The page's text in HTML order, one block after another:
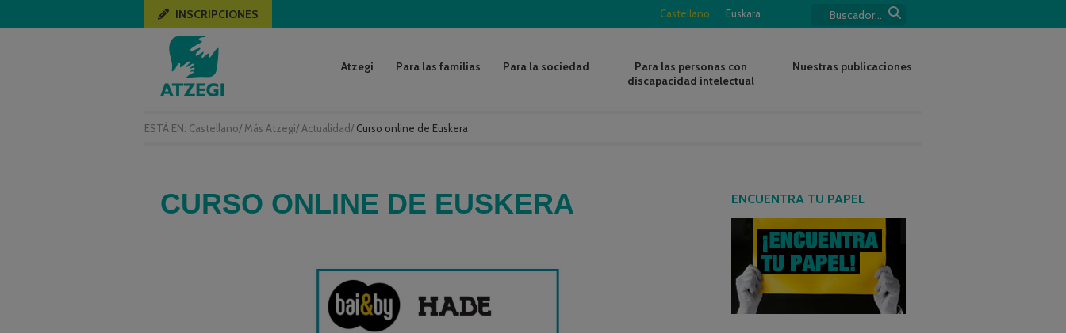
ESTÁ EN: Castellano/ Más Atzegi/ Actualidad/ Curso online de Euskera
Castellano Euskara
INSCRIPCIONES
Atzegi Para las familias Para la sociedad
Para las personas con
discapacidad intelectual
Nuestras publicaciones
CURSO ONLINE DE EUSKERA ENCUENTRA TU PAPEL